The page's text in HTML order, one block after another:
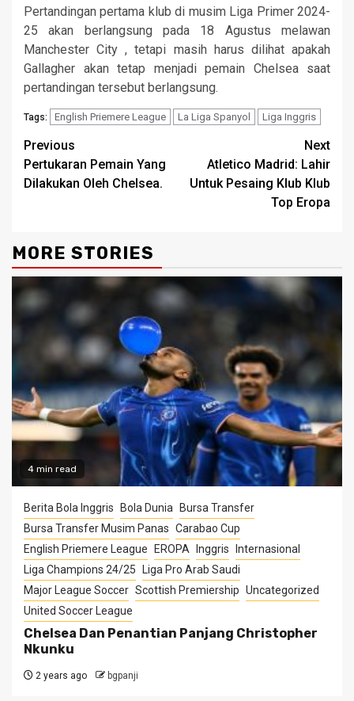
Pertandingan pertama klub di musim Liga Primer 2024-
25 akan berlangsung pada 18 Agustus melawan
Manchester City , tetapi masih harus dilihat apakah
Gallagher akan tetap menjadi pemain Chelsea saat
pertandingan tersebut berlangsung.
Tags: English Priemere League La Liga Spanyol Liga Inggris
Continue
Reading
Previous
Pertukaran Pemain Yang
Dilakukan Oleh Chelsea.
Next
Atletico Madrid: Lahir
Untuk Pesaing Klub Klub
Top Eropa
MORE STORIES
4 min read
Berita Bola Inggris Bola Dunia
Bursa Transfer
Bursa Transfer Musim Panas Carabao Cup
English Priemere League
EROPA Inggris
Internasional
Liga Champions 24/25
Liga Pro Arab Saudi
Major League Soccer Scottish Premiership Uncategorized
United Soccer League
Chelsea Dan Penantian Panjang Christopher
Nkunku
2 years ago bgpanji